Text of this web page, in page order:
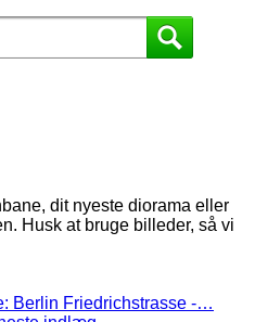
dit nyeste diorama eller
Husk at bruge billeder, så vi
Berlin Friedrichstrasse -…